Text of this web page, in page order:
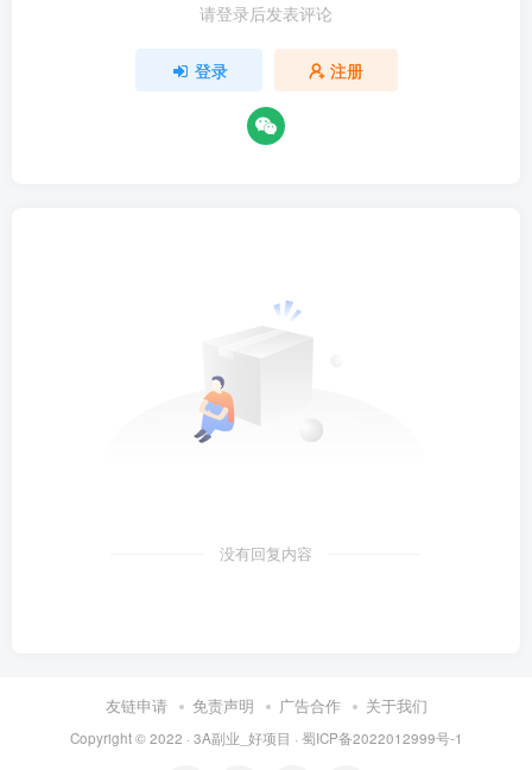
请登录后发表评论
登录 注册
没有回复内容
友链申请 免责声明 广告合作 关于我们
Copyright © 2022 · 3A副业_好项目 · 蜀ICP备2022012999号-1